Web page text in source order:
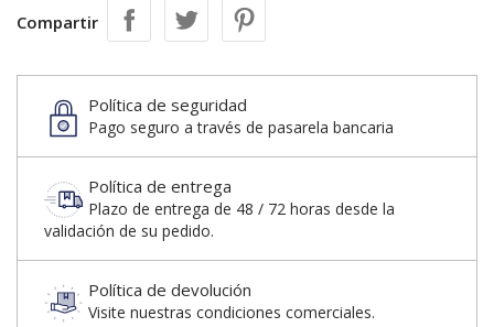
Compartir
Política de seguridad
Pago seguro a través de pasarela bancaria
Política de entrega
Plazo de entrega de 48 / 72 horas desde la
validación de su pedido.
Política de devolución
Visite nuestras condiciones comerciales.